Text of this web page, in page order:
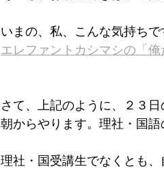
いまの、私、こんな気持ちで
エレファントカシマシの「俺
さて、上記のように、２３日
朝からやります。理社・国
理社・国受講生でなくとも、